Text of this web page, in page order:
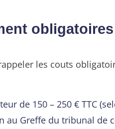
obligatoires
les couts
de 150 – 250 € TTC
Greffe du tribunal de